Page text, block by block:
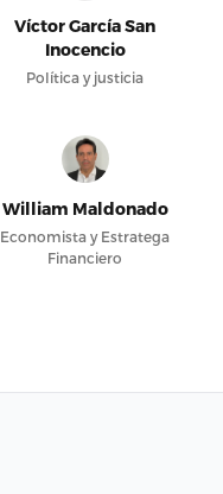
Víctor García San
Inocencio
Política y justicia
William Maldonado
Economista y Estratega
Financiero